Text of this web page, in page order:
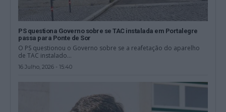
PS questiona Governo sobre se TAC instalada em Portalegre
passa para Ponte de Sor
O PS questionou o Governo sobre se a reafetação do aparelho
de TAC instalado...
16 Julho, 2026 - 15:40